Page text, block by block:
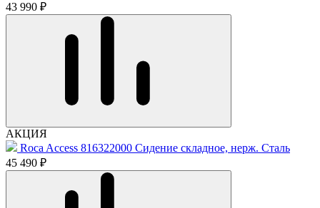
43 990 ₽
АКЦИЯ
Roca Access 816322000 Сидение складное, нерж. Сталь
45 490 ₽